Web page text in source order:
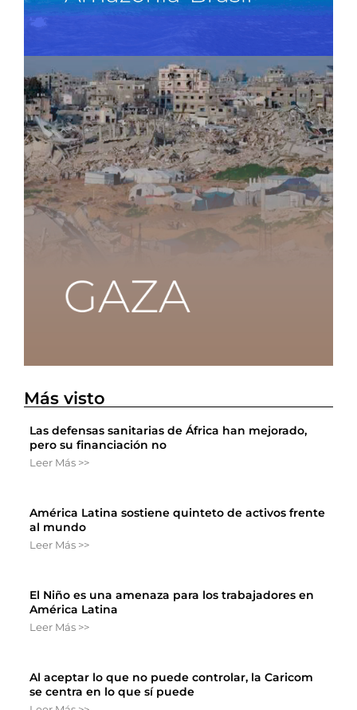
Más visto
Las defensas sanitarias de África han mejorado,
pero su financiación no
Leer Más >>
América Latina sostiene quinteto de activos frente
al mundo
Leer Más >>
El Niño es una amenaza para los trabajadores en
América Latina
Leer Más >>
Al aceptar lo que no puede controlar, la Caricom
se centra en lo que sí puede